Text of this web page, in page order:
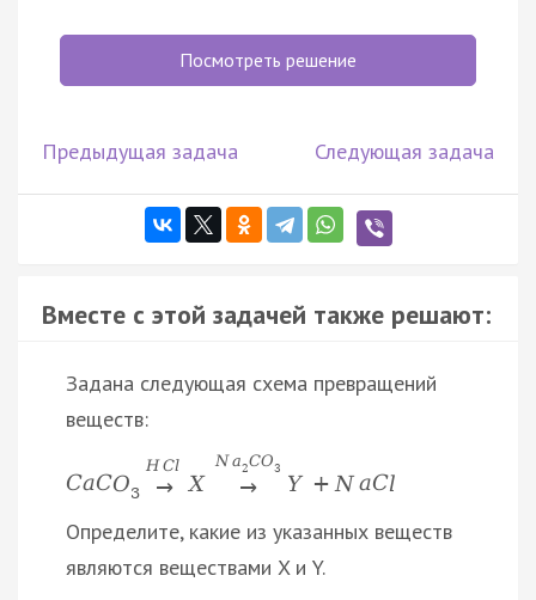
Посмотреть решение
Предыдущая задача Следующая задача
Вместе с этой задачей также решают:
Задана следующая схема превращений
веществ:
CaCO3
HCl
→ X
Na2CO3
→ Y + NaCl
Определите, какие из указанных веществ
являются веществами X и Y.